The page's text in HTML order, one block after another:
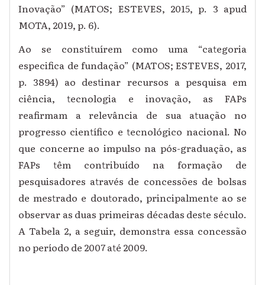
Inovação” (MATOS; ESTEVES, 2015, p. 3 apud
MOTA, 2019, p. 6).
Ao se constituírem como uma “categoria
especifica de fundação” (MATOS; ESTEVES, 2017,
p. 3894) ao destinar recursos a pesquisa em
ciência, tecnologia e inovação, as FAPs
reafirmam a relevância de sua atuação no
progresso científico e tecnológico nacional. No
que concerne ao impulso na pós-graduação, as
FAPs têm contribuído na formação de
pesquisadores através de concessões de bolsas
de mestrado e doutorado, principalmente ao se
observar as duas primeiras décadas deste século.
A Tabela 2, a seguir, demonstra essa concessão
no período de 2007 até 2009.